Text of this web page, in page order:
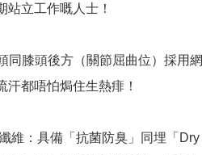
站立工作嘅人士！
同膝頭後方（關節屈曲位）採用網
汗都唔怕焗住生熱痱！
維：具備「抗菌防臭」同埋「Dry